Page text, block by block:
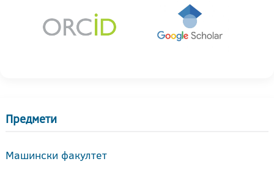
Предмети
Машински факултет